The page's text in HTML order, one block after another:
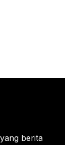
berita